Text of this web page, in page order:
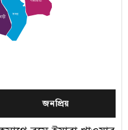
সদর
জনপ্রিয়